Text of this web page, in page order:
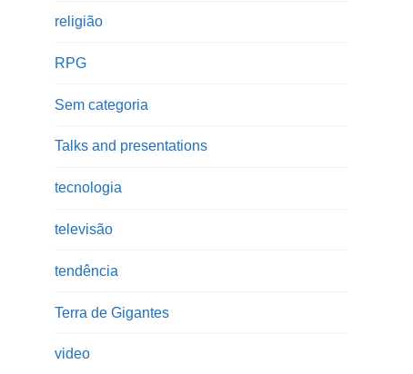
religião
RPG
Sem categoria
Talks and presentations
tecnologia
televisão
tendência
Terra de Gigantes
video